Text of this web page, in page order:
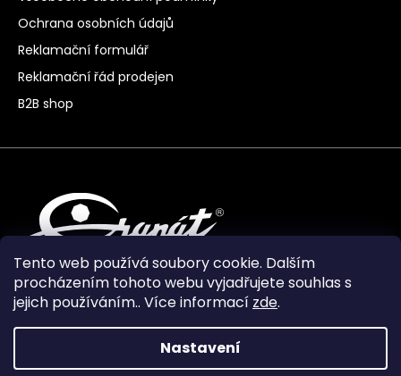
Tento web používá soubory cookie. Dalším
procházením tohoto webu vyjadřujete souhlas s
jejich používáním.. Více informací zde.
Nastavení
Ochrana osobních údajů
Reklamační formulář
Reklamační řád prodejen
B2B shop